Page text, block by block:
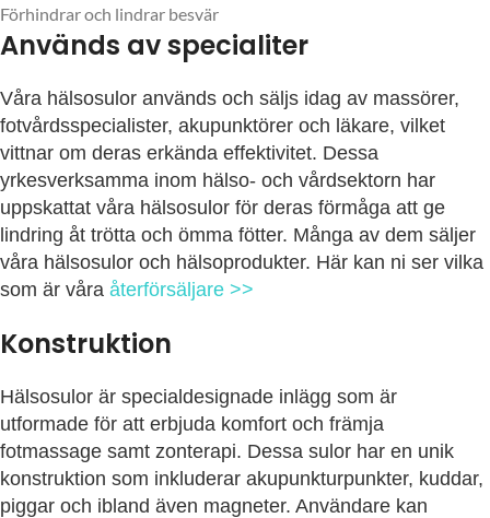
Förhindrar och lindrar besvär
Används av specialiter
Våra hälsosulor används och säljs idag av massörer,
fotvårdsspecialister, akupunktörer och läkare, vilket
vittnar om deras erkända effektivitet. Dessa
yrkesverksamma inom hälso- och vårdsektorn har
uppskattat våra hälsosulor för deras förmåga att ge
lindring åt trötta och ömma fötter. Många av dem säljer
våra hälsosulor och hälsoprodukter. Här kan ni ser vilka
som är våra återförsäljare >>
Konstruktion
Hälsosulor är specialdesignade inlägg som är
utformade för att erbjuda komfort och främja
fotmassage samt zonterapi. Dessa sulor har en unik
konstruktion som inkluderar akupunkturpunkter, kuddar,
piggar och ibland även magneter. Användare kan